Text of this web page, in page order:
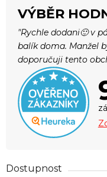
VÝBĚR
"Rychle dodani🙂 v
balík doma. Manžel
doporučuji tento
Dostupnost